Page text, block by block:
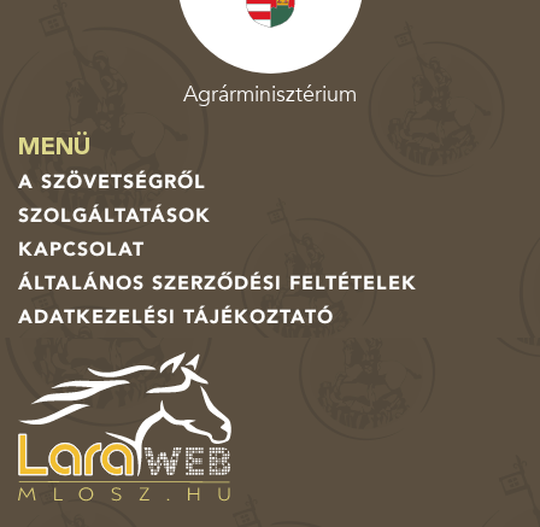
Agrárminisztérium
MENÜ
A SZÖVETSÉGRŐL
SZOLGÁLTATÁSOK
KAPCSOLAT
ÁLTALÁNOS SZERZŐDÉSI FELTÉTELEK
ADATKEZELÉSI TÁJÉKOZTATÓ